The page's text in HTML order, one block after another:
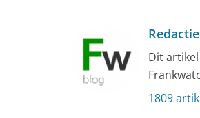
Dit
1809